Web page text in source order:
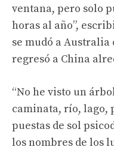
ventana, pero solo
horas al año”,
se mudó a Australia
regresó a China
“No he visto un
caminata, río, lago,
puestas de sol
los nombres de los